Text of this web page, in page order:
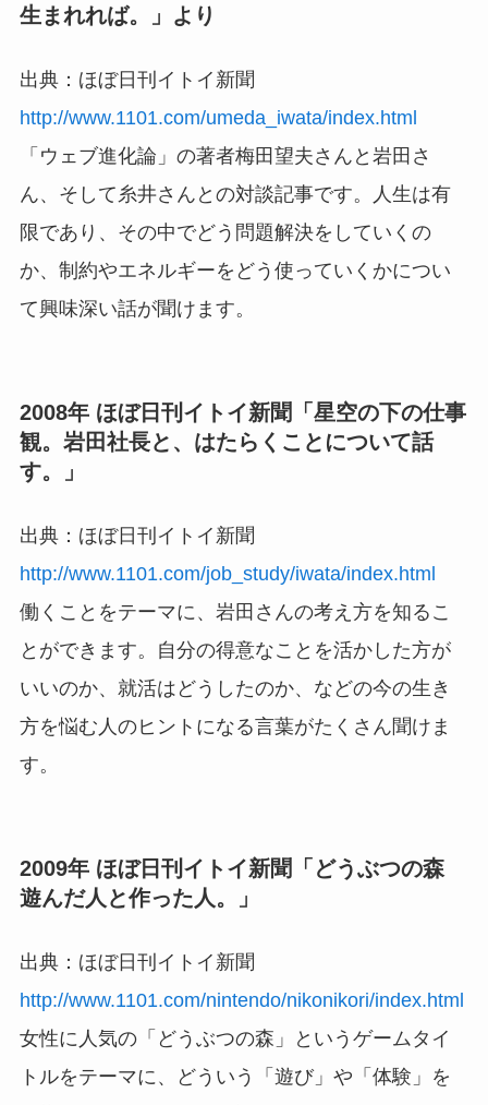
生まれれば。」より
出典：ほぼ日刊イトイ新聞
http://www.1101.com/umeda_iwata/index.html
「ウェブ進化論」の著者梅田望夫さんと岩田さ
ん、そして糸井さんとの対談記事です。人生は有
限であり、その中でどう問題解決をしていくの
か、制約やエネルギーをどう使っていくかについ
て興味深い話が聞けます。
2008年 ほぼ日刊イトイ新聞「星空の下の仕事
観。岩田社長と、はたらくことについて話
す。」
出典：ほぼ日刊イトイ新聞
http://www.1101.com/job_study/iwata/index.html
働くことをテーマに、岩田さんの考え方を知るこ
とができます。自分の得意なことを活かした方が
いいのか、就活はどうしたのか、などの今の生き
方を悩む人のヒントになる言葉がたくさん聞けま
す。
2009年 ほぼ日刊イトイ新聞「どうぶつの森
遊んだ人と作った人。」
出典：ほぼ日刊イトイ新聞
http://www.1101.com/nintendo/nikonikori/index.html
女性に人気の「どうぶつの森」というゲームタイ
トルをテーマに、どういう「遊び」や「体験」を